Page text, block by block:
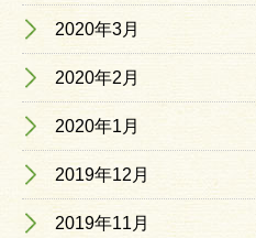
2020年3月
2020年2月
2020年1月
2019年12月
2019年11月